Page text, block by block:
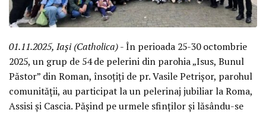
01.11.2025, Iași (Catholica)- În perioada 25-30 octombrie
2025, un grup de 54 de pelerini din parohia „Isus, Bunul
Păstor” din Roman, însoțiți de pr. Vasile Petrișor, parohul
comunității, au participat la un pelerinaj jubiliar la Roma,
Assisi și Cascia. Pășind pe urmele sfinților și lăsându-se